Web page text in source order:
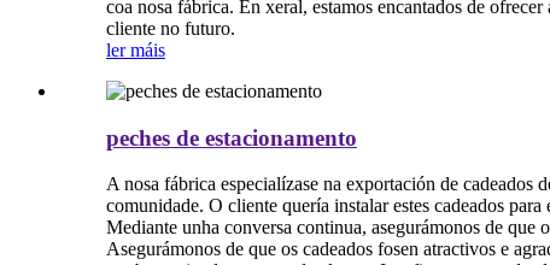
coa nosa fábrica. En xeral, estamos encantados de
cliente no futuro.
ler máis
peches de estacionamento
A nosa fábrica especialízase na exportación de cadeados
comunidade. O cliente quería instalar estes cadeados
Mediante unha conversa continua, asegurámonos de que
Asegurámonos de que os cadeados fosen atractivos e